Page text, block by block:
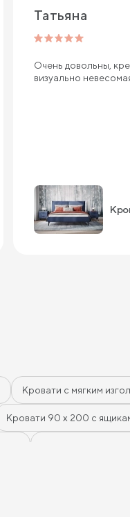
Татьяна
Очень довольны,
визуально
Кровати с мягким
Кровати 90 х 200 с